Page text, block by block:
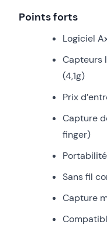
Points forts
Logiciel
Capteurs
(4,1g)
Prix
Capture
finger)
Sans fil
Capture